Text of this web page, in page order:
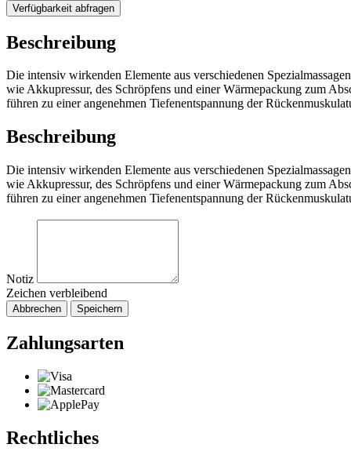
Verfügbarkeit abfragen
Beschreibung
Die intensiv wirkenden Elemente aus verschiedenen
wie Akkupressur, des Schröpfens und einer Wärmepackung zum
führen zu einer angenehmen Tiefenentspannung der
Beschreibung
Die intensiv wirkenden Elemente aus verschiedenen
wie Akkupressur, des Schröpfens und einer Wärmepackung zum
führen zu einer angenehmen Tiefenentspannung der
Notiz
Zeichen verbleibend
Abbrechen Speichern
Zahlungsarten
Rechtliches